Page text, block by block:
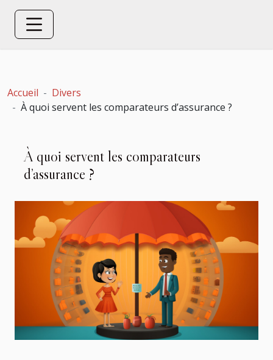
Accueil
Divers
À quoi servent les comparateurs d’assurance ?
À quoi servent les comparateurs
d’assurance ?